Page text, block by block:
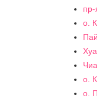
пр-
о.
Пай
о.
о.